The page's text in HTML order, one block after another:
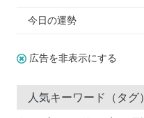
今日の運勢
広告を非表示にする
人気キーワード（タグ）